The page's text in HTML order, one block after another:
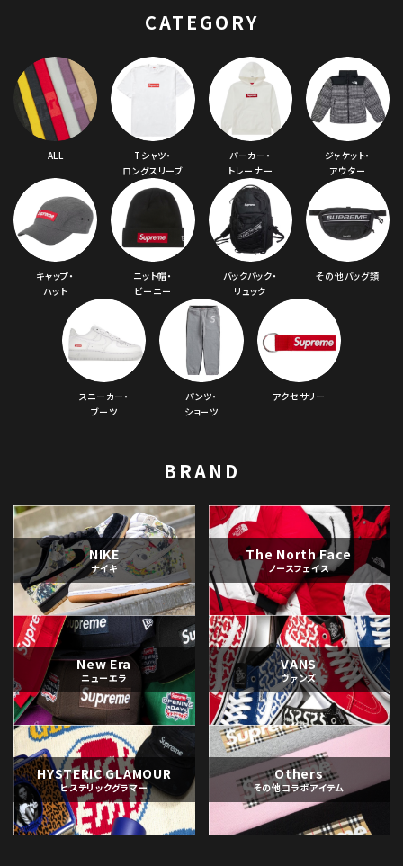
CATEGORY
ALL
Tシャツ・
ロングスリーブ
パーカー・
トレーナー
ジャケット・
アウター
キャップ・
ハット
ニット帽・
ビーニー
バックパック・
リュック
その他バッグ類
スニーカー・
ブーツ
パンツ・
ショーツ
アクセサリー
BRAND
NIKE
ナイキ
The North Face
ノースフェイス
New Era
ニューエラ
VANS
ヴァンズ
HYSTERIC GLAMOUR
ヒステリックグラマー
Others
その他コラボアイテム